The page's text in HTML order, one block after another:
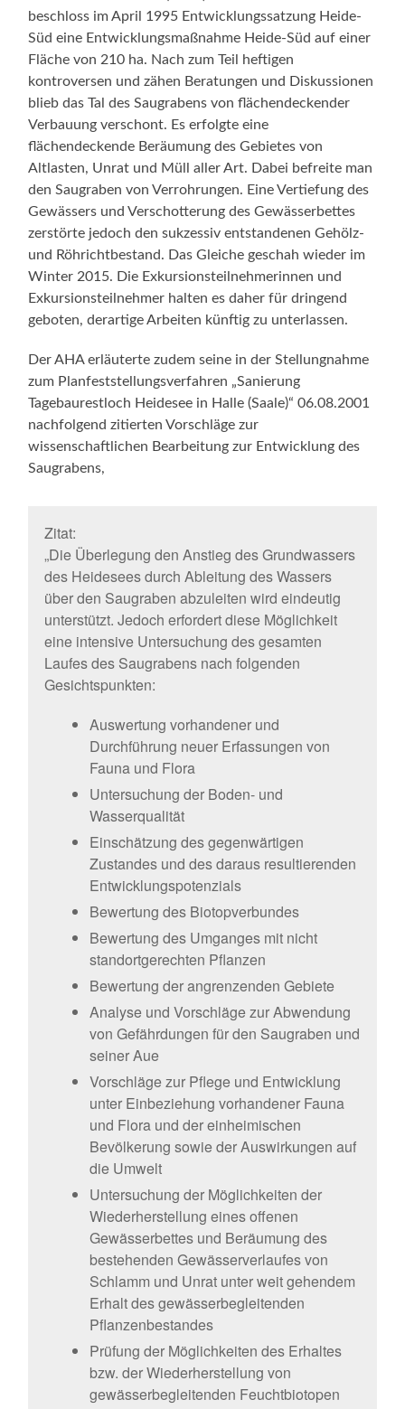
beschloss im April 1995 Entwicklungssatzung Heide-
Süd eine Entwicklungsmaßnahme Heide-Süd auf einer
Fläche von 210 ha. Nach zum Teil heftigen
kontroversen und zähen Beratungen und Diskussionen
blieb das Tal des Saugrabens von flächendeckender
Verbauung verschont. Es erfolgte eine
flächendeckende Beräumung des Gebietes von
Altlasten, Unrat und Müll aller Art. Dabei befreite man
den Saugraben von Verrohrungen. Eine Vertiefung des
Gewässers und Verschotterung des Gewässerbettes
zerstörte jedoch den sukzessiv entstandenen Gehölz-
und Röhrichtbestand. Das Gleiche geschah wieder im
Winter 2015. Die Exkursionsteilnehmerinnen und
Exkursionsteilnehmer halten es daher für dringend
geboten, derartige Arbeiten künftig zu unterlassen.
Der AHA erläuterte zudem seine in der Stellungnahme
zum Planfeststellungsverfahren „Sanierung
Tagebaurestloch Heidesee in Halle (Saale)“ 06.08.2001
nachfolgend zitierten Vorschläge zur
wissenschaftlichen Bearbeitung zur Entwicklung des
Saugrabens,
Zitat:
„Die Überlegung den Anstieg des Grundwassers
des Heidesees durch Ableitung des Wassers
über den Saugraben abzuleiten wird eindeutig
unterstützt. Jedoch erfordert diese Möglichkeit
eine intensive Untersuchung des gesamten
Laufes des Saugrabens nach folgenden
Gesichtspunkten:
Auswertung vorhandener und
Durchführung neuer Erfassungen von
Fauna und Flora
Untersuchung der Boden- und
Wasserqualität
Einschätzung des gegenwärtigen
Zustandes und des daraus resultierenden
Entwicklungspotenzials
Bewertung des Biotopverbundes
Bewertung des Umganges mit nicht
standortgerechten Pflanzen
Bewertung der angrenzenden Gebiete
Analyse und Vorschläge zur Abwendung
von Gefährdungen für den Saugraben und
seiner Aue
Vorschläge zur Pflege und Entwicklung
unter Einbeziehung vorhandener Fauna
und Flora und der einheimischen
Bevölkerung sowie der Auswirkungen auf
die Umwelt
Untersuchung der Möglichkeiten der
Wiederherstellung eines offenen
Gewässerbettes und Beräumung des
bestehenden Gewässerverlaufes von
Schlamm und Unrat unter weit gehendem
Erhalt des gewässerbegleitenden
Pflanzenbestandes
Prüfung der Möglichkeiten des Erhaltes
bzw. der Wiederherstellung von
gewässerbegleitenden Feuchtbiotopen